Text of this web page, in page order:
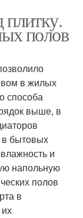
плитку.
полов
в жилых
способа
выше, в
в бытовых
и
напольную
полов
в